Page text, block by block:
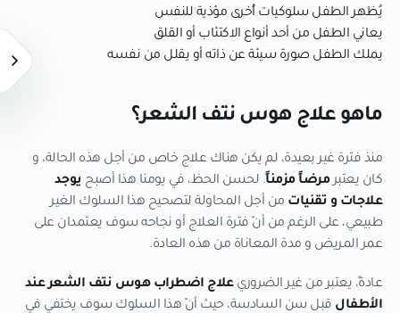
يُظهر الطفل سلوكيات أُخرى مؤذية للنفس
يعاني الطفل من أحد أنواع الاكتئاب أو القلق
يملك الطفل صورة سيئة عن ذاته أو يقلل من نفسه
ماهو علاج هوس نتف الشعر؟
منذ فترة غير بعيدة، لم يكن هناك علاج خاص من أجل هذه الحالة، و
كان يعتبرمرضاً مزمناً. لحسن الحظ، في يومنا هذا أصبح يوجد
علاجات و تقنيات من أجل المحاولة لتصحيح هذا السلوك الغير
طبيعي، على الرغم من أنّ فترة العلاج أو نجاحه سوف يعتمدان على
عمر المريض و مدة المعاناة من هذه العادة.
عادةً، يعتبر من غير الضروريعلاج اضطراب هوس نتف الشعر عند
الأطفال قبل سن السادسة، حيث أنّ هذا السلوك سوف يختفي في